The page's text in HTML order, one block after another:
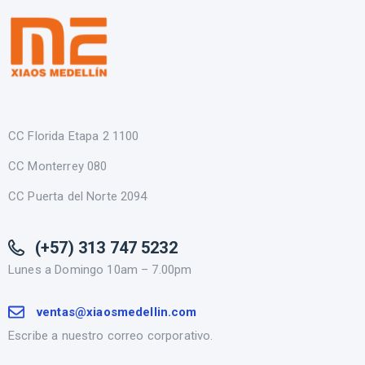
CC Florida Etapa 2 1100
CC Monterrey 080
CC Puerta del Norte 2094
(+57) 313 747 5232
Lunes a Domingo 10am – 7.00pm
ventas@xiaosmedellin.com
Escribe a nuestro correo corporativo.